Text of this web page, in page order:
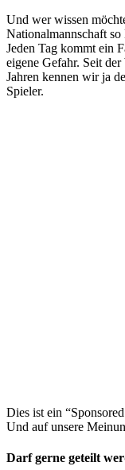
Und wer wissen
Nationalmannschaft
Jeden Tag kommt ein
eigene Gefahr. Seit
Jahren kennen wir ja
Spieler.
Dies ist ein
Und auf unsere
Darf gerne geteilt